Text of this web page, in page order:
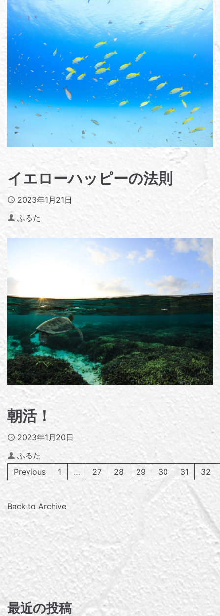
イエローハッピーの法則
Published
2023年1月21日
Author
ふるた
朝活！
Published
2023年1月20日
Author
ふるた
Previous
1 … 27 28 29 30 31 32
Back to Archive
最近の投稿